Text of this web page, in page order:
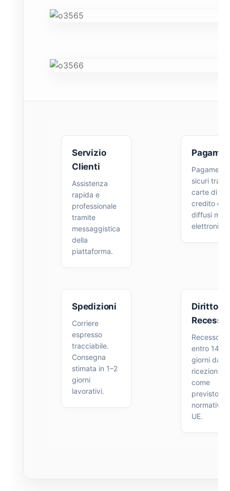
Servizio
Clienti
Assistenza
rapida e
professionale
tramite
messaggistica
della
piattaforma.
Pagamenti
sicuri
carte di
credito e i
diffusi
elettronici.
Spedizioni
Corriere
espresso
tracciabile.
Consegna
stimata in 1–2
giorni
lavorativi.
Diritto di
Recesso
Recesso
entro 14
giorni dalla
ricezione,
come
previsto
normativa
UE.